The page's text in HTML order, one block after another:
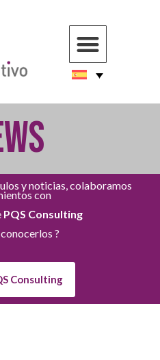
y noticias, colaboramos
con
PQS Consulting
?
Consulting